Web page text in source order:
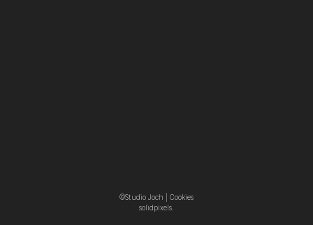
©Studio Joch | Cookies
solidpixels.